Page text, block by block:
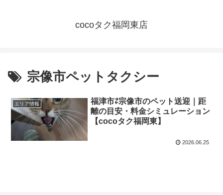
cocoタク福岡東店
宗像市ペットタクシー
エリア情報
福津市⇄宗像市のペット送迎｜距
離の目安・料金シミュレーション
【cocoタク福岡東】
2026.06.25